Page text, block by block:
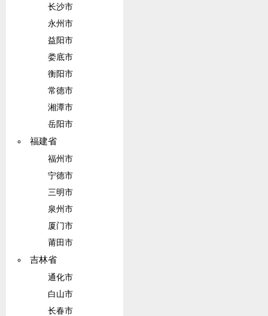
长沙市
永州市
益阳市
娄底市
衡阳市
常德市
湘潭市
岳阳市
福建省
福州市
宁德市
三明市
泉州市
厦门市
莆田市
吉林省
通化市
白山市
长春市